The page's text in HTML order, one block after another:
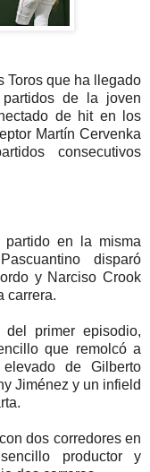
Toros que ha llegado
de la joven
de hit en los
Martín Cervenka
consecutivos
partido en la misma
disparó
y Narciso Crook
carrera.
primer episodio,
que remolcó a
de Gilberto
Jiménez y un infield
dos corredores en
productor y